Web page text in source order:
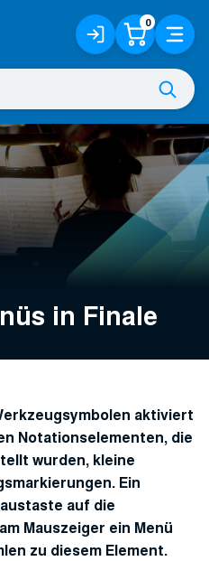
Anmelden
/
Registrieren
0 Menü
in Finale
aktiviert
Notationselementen, die
wurden, kleine
Ein
auf die
Mauszeiger ein Menü
zu diesem Element.